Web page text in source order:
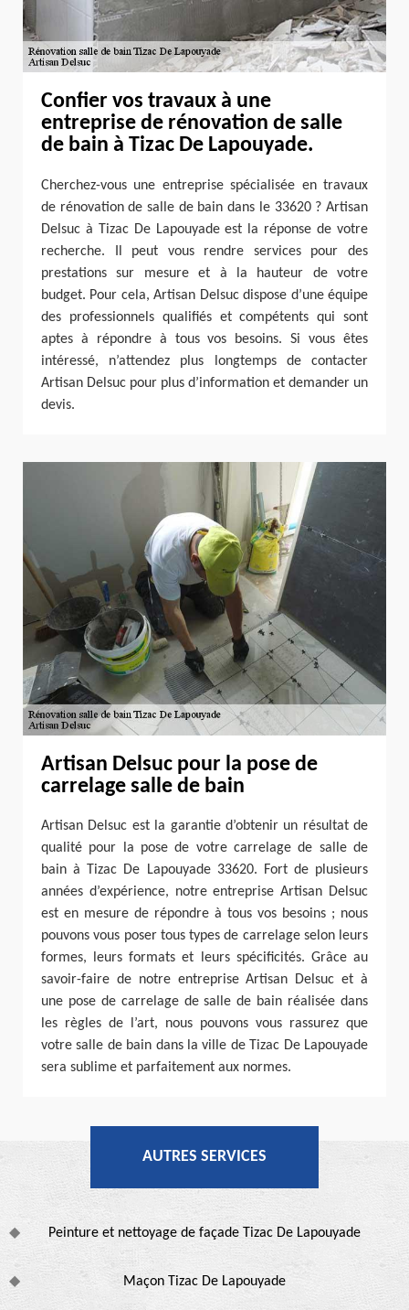
Confier vos travaux à une
entreprise de rénovation de salle
de bain à Tizac De Lapouyade.
Cherchez-vous une entreprise spécialisée en travaux
de rénovation de salle de bain dans le 33620 ? Artisan
Delsuc à Tizac De Lapouyade est la réponse de votre
recherche. Il peut vous rendre services pour des
prestations sur mesure et à la hauteur de votre
budget. Pour cela, Artisan Delsuc dispose d’une équipe
des professionnels qualifiés et compétents qui sont
aptes à répondre à tous vos besoins. Si vous êtes
intéressé, n’attendez plus longtemps de contacter
Artisan Delsuc pour plus d’information et demander un
devis.
Artisan Delsuc pour la pose de
carrelage salle de bain
Artisan Delsuc est la garantie d’obtenir un résultat de
qualité pour la pose de votre carrelage de salle de
bain à Tizac De Lapouyade 33620. Fort de plusieurs
années d’expérience, notre entreprise Artisan Delsuc
est en mesure de répondre à tous vos besoins ; nous
pouvons vous poser tous types de carrelage selon leurs
formes, leurs formats et leurs spécificités. Grâce au
savoir-faire de notre entreprise Artisan Delsuc et à
une pose de carrelage de salle de bain réalisée dans
les règles de l’art, nous pouvons vous rassurez que
votre salle de bain dans la ville de Tizac De Lapouyade
sera sublime et parfaitement aux normes.
AUTRES SERVICES
Peinture et nettoyage de façade Tizac De Lapouyade
Maçon Tizac De Lapouyade